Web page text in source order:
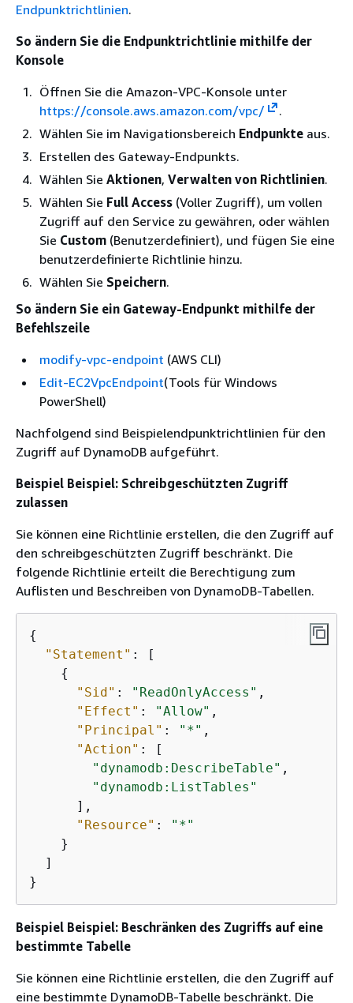
Endpunktrichtlinien.
So ändern Sie die Endpunktrichtlinie mithilfe der
Konsole
Öffnen Sie die Amazon-VPC-Konsole unter
https://console.aws.amazon.com/vpc/
.
Wählen Sie im Navigationsbereich Endpunkte aus.
Erstellen des Gateway-Endpunkts.
Wählen Sie Aktionen, Verwalten von Richtlinien.
Wählen Sie Full Access (Voller Zugriff), um vollen
Zugriff auf den Service zu gewähren, oder wählen
Sie Custom (Benutzerdefiniert), und fügen Sie eine
benutzerdefinierte Richtlinie hinzu.
Wählen Sie Speichern.
So ändern Sie ein Gateway-Endpunkt mithilfe der
Befehlszeile
modify-vpc-endpoint (AWS CLI)
Edit-EC2VpcEndpoint(Tools für Windows
PowerShell)
Nachfolgend sind Beispielendpunktrichtlinien für den
Zugriff auf DynamoDB aufgeführt.
Beispiel Beispiel: Schreibgeschützten Zugriff
zulassen
Sie können eine Richtlinie erstellen, die den Zugriff auf
den schreibgeschützten Zugriff beschränkt. Die
folgende Richtlinie erteilt die Berechtigung zum
Auflisten und Beschreiben von DynamoDB-Tabellen.
{
"Statement" : [
{
"Sid" : "ReadOnlyAccess" ,
"Effect" : "Allow" ,
"Principal" : "*" ,
"Action" : [
"dynamodb:DescribeTable" ,
"dynamodb:ListTables"
      ],
"Resource" :
"*"
    }
  ]
Beispiel Beispiel: Beschränken des Zugriffs auf eine
bestimmte Tabelle
Sie können eine Richtlinie erstellen, die den Zugriff auf
eine bestimmte DynamoDB-Tabelle beschränkt. Die